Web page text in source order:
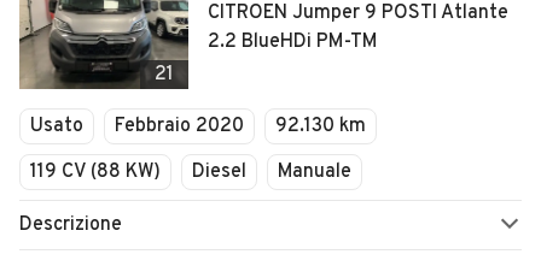
21
CITROEN Jumper 9 POSTI Atlante
2.2 BlueHDi PM-TM
Usato Febbraio 2020
92.130 km
119 CV (88 KW)
Diesel Manuale
Descrizione